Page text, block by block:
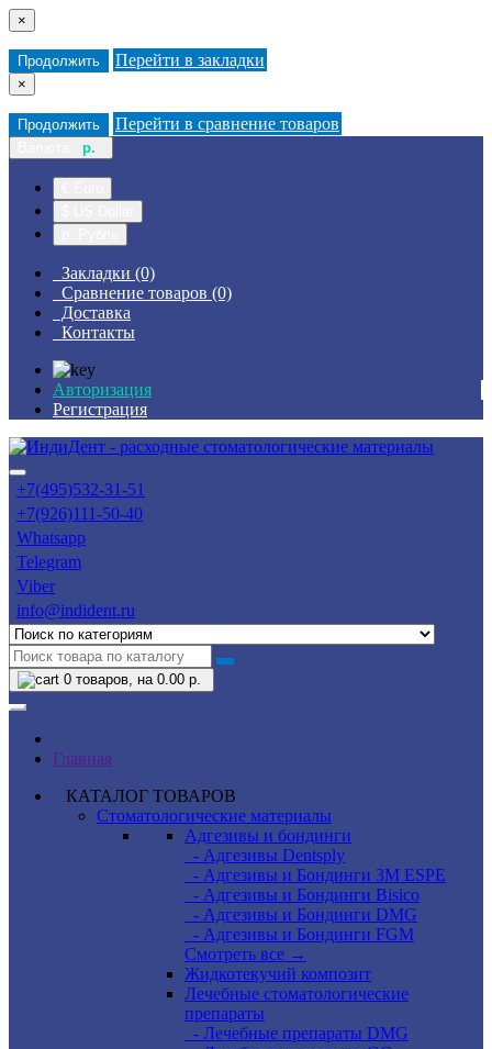
×
Продолжить Перейти в закладки
×
Продолжить Перейти в сравнение товаров
р.
Закладки (0)
Сравнение товаров (0)
Доставка
Контакты
Авторизация
Регистрация
+7(495)532-31-51
+7(926)111-50-40
Whatsapp
Telegram
Viber
info@indident.ru
0 товаров, на 0.00 р.
Главная
КАТАЛОГ ТОВАРОВ
Стоматологические материалы
Адгезивы и бондинги
- Адгезивы Dentsply
- Адгезивы и Бондинги 3M ESPE
- Адгезивы и Бондинги Bisico
- Адгезивы и Бондинги DMG
- Адгезивы и Бондинги FGM
Смотреть все →
Жидкотекучий композит
Лечебные стоматологические
препараты
- Лечебные препараты DMG